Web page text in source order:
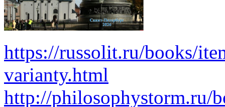
https://russolit.ru/books/
varianty.html
http://philosophystorm.ru/